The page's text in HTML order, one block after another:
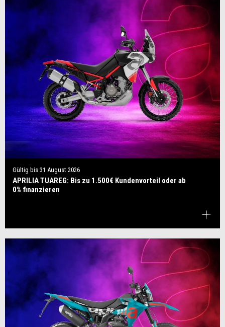
Gültig bis 31 August 2026
APRILIA TUAREG: Bis zu 1.500€ Kundenvorteil oder ab
0% finanzieren